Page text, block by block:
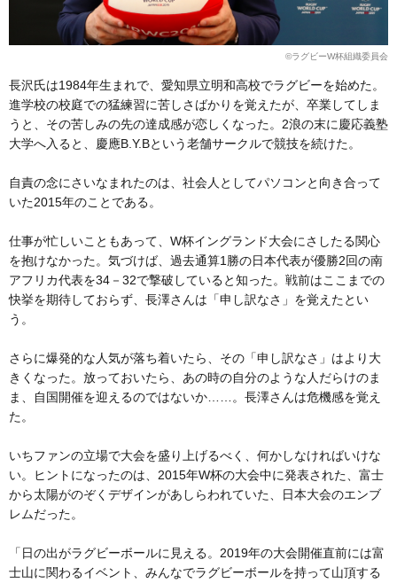
©ラグビーW杯組織委員会
長沢氏は1984年生まれで、愛知県立明和高校でラグビーを始めた。
進学校の校庭での猛練習に苦しさばかりを覚えたが、卒業してしま
うと、その苦しみの先の達成感が恋しくなった。2浪の末に慶応義塾
大学へ入ると、慶應B.Y.Bという老舗サークルで競技を続けた。
自責の念にさいなまれたのは、社会人としてパソコンと向き合って
いた2015年のことである。
仕事が忙しいこともあって、W杯イングランド大会にさしたる関心
を抱けなかった。気づけば、過去通算1勝の日本代表が優勝2回の南
アフリカ代表を34－32で撃破していると知った。戦前はここまでの
快挙を期待しておらず、長澤さんは「申し訳なさ」を覚えたとい
う。
さらに爆発的な人気が落ち着いたら、その「申し訳なさ」はより大
きくなった。放っておいたら、あの時の自分のような人だらけのま
ま、自国開催を迎えるのではないか……。長澤さんは危機感を覚え
た。
いちファンの立場で大会を盛り上げるべく、何かしなければいけな
い。ヒントになったのは、2015年W杯の大会中に発表された、富士
から太陽がのぞくデザインがあしらわれていた、日本大会のエンブ
レムだった。
「日の出がラグビーボールに見える。2019年の大会開催直前には富
士山に関わるイベント、みんなでラグビーボールを持って山頂する